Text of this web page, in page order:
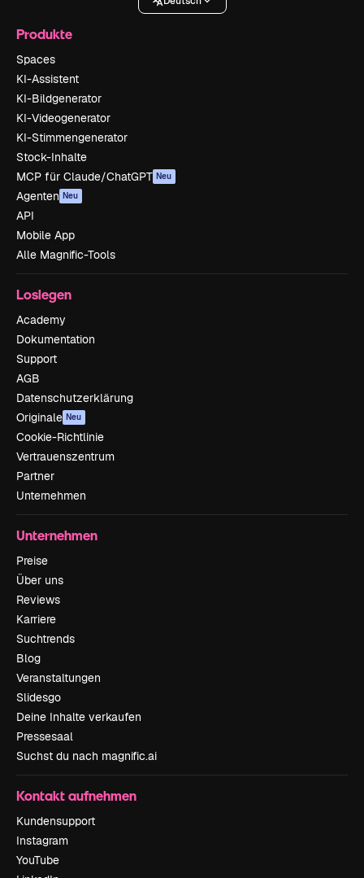
Produkte
Spaces
KI-Assistent
KI-Bildgenerator
KI-Videogenerator
KI-Stimmengenerator
Stock-Inhalte
MCP für Claude/ChatGPT Neu
Agenten Neu
API
Mobile App
Alle Magnific-Tools
Loslegen
Academy
Dokumentation
Support
AGB
Datenschutzerklärung
Originale Neu
Cookie-Richtlinie
Vertrauenszentrum
Partner
Unternehmen
Unternehmen
Preise
Über uns
Reviews
Karriere
Suchtrends
Blog
Veranstaltungen
Slidesgo
Deine Inhalte verkaufen
Pressesaal
Suchst du nach magnific.ai
Kontakt aufnehmen
Kundensupport
Instagram
YouTube